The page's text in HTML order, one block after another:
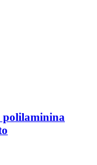
polilaminina